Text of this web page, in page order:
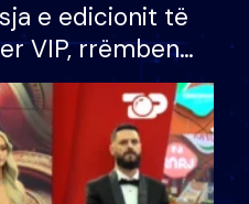
e edicionit të
VIP, rrëmben
100 mijë eurosh